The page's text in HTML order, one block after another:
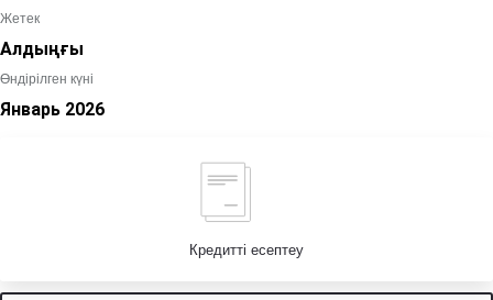
Жетек
Алдыңғы
Өндірілген күні
Январь 2026
Кредитті есептеу